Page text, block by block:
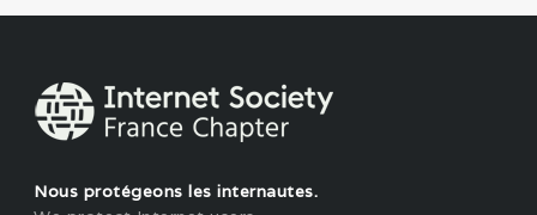
Nous protégeons les internautes.